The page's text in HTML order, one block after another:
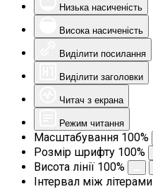
Низька насиченість
Висока насиченість
Виділити посилання
Виділити заголовки
Читач з екрана
Режим читання
Масштабування 100%
Розмір шрифту 100%
Висота лінії 100%
Інтервал між літерами